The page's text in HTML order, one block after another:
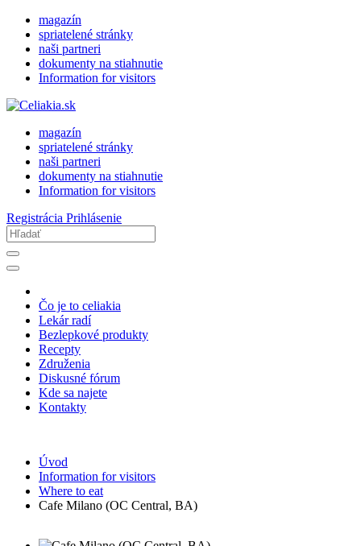
magazín
spriatelené stránky
naši partneri
dokumenty na stiahnutie
Information for visitors
magazín
spriatelené stránky
naši partneri
dokumenty na stiahnutie
Information for visitors
Registrácia Prihlásenie
Čo je to celiakia
Lekár radí
Bezlepkové produkty
Recepty
Združenia
Diskusné fórum
Kde sa najete
Kontakty
Úvod
Information for visitors
Where to eat
Cafe Milano (OC Central, BA)